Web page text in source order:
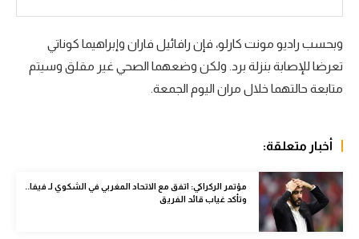
رياضات أخرى
أمم إفريقيا
كرة يد
كرة طائرة
وبحسب راديو مونت كارلو، فإن رافائيل فاران وإبراهيما كوناتي
تعرضا للإصابة بنزلة برد. ولكن وضعهما الصحي غير مقلق وسيتم
متابعة حالتهما خلال مران اليوم الجمعة.
أخبار متعلقة:
مؤتمر الركراكي: اتفق مع الاتحاد المغربي في الشكوي لـ فيفا..
وتأكد غياب قائد الفريق